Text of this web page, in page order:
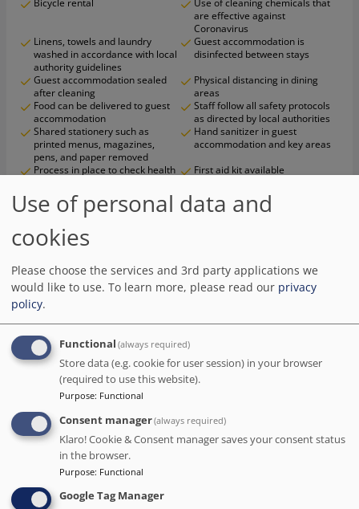
Bicycle rental
Use of cleaning chemicals that
are effective against
Coronavirus
Linens, towels and laundry
washed in accordance with local
authority guidelines
Guest accommodation is
disinfected between stays
Guest accommodation sealed
after cleaning
Physical distancing in dining
areas
Food can be delivered to guest
accommodation
Staff follow all safety protocols
as directed by local authorities
Shared stationery such as
printed menus, magazines,
pens, and paper removed
Hand sanitizer in guest
accommodation and key areas
Process in place to check health
First aid kit available
Contactless check-in/check-out
Cashless payment available
Physical distancing rules
Mobile app for room service
Screens or physical barriers
placed between staff and guests
All plates, cutlery, glasses and
other tableware have been
sanitized
Guests have the option to cancel
any cleaning services for their
Recensioni
Lia Febbrino( Italia )
5/5
L'Hotel Yurbban Ramblas Boutique Hotel è stato davvero
fantastico! Si trova in una posizione molto strategica, a due
passi da Piazza Catalonia. Il personale dell'hotel è molto
gentile e professionale, sempre pronto a fornirci ottimi
Use of personal data and
cookies
Please choose the services and 3rd party applications we
would like to use. To learn more, please read our privacy
policy.
Functional (always required)
Store data (e.g. cookie for user session) in your browser
(required to use this website).
Purpose: Functional
Consent manager(always required)
Klaro! Cookie & Consent manager saves your consent status
in the browser.
Purpose: Functional
Google Tag Manager